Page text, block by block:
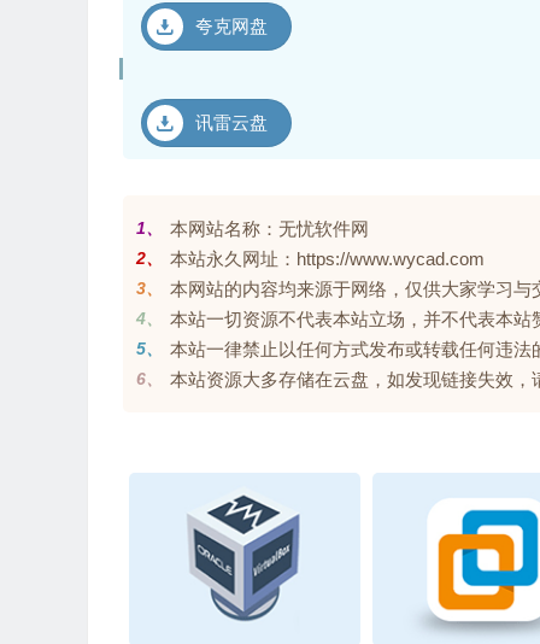
夸克网盘
讯雷云盘
1、 本网站名称：无忧软件网
2、 本站永久网址：https://www.wycad.com
3、 本网站的内容均来源于网络，仅供大家学习与
4、 本站一切资源不代表本站立场，并不代表本站
5、 本站一律禁止以任何方式发布或转载任何违
6、 本站资源大多存储在云盘，如发现链接失效